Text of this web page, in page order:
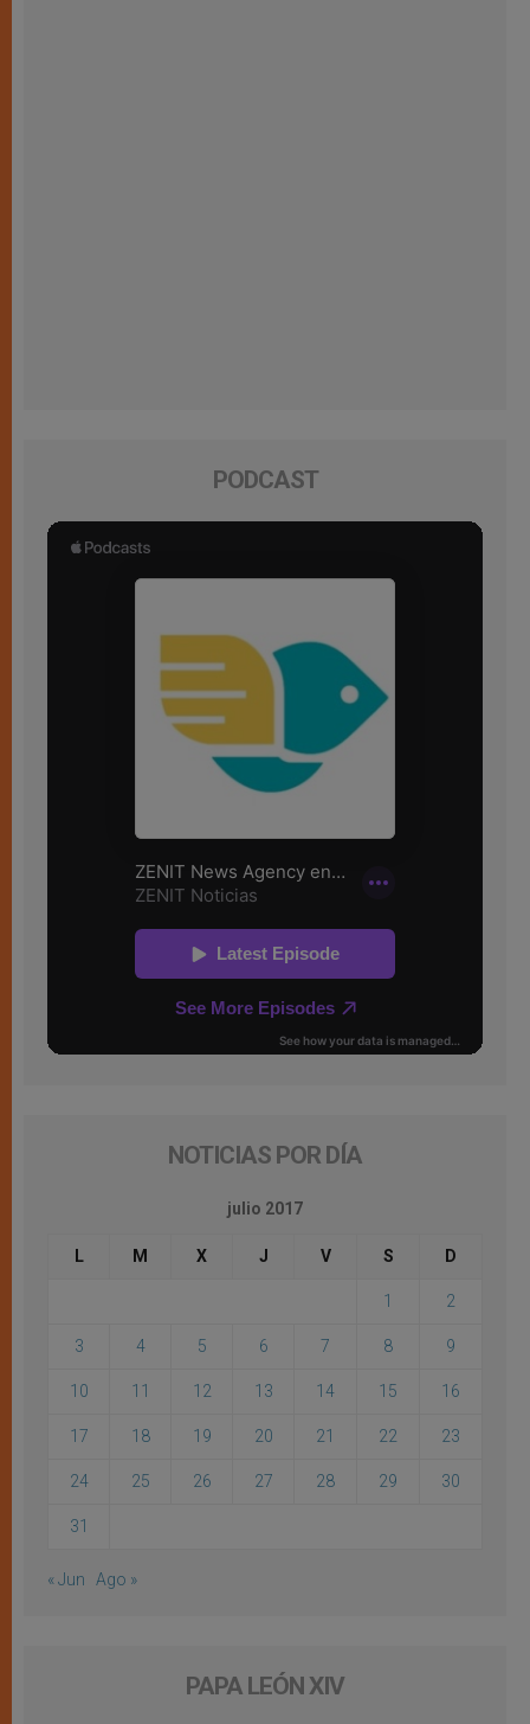
PODCAST
NOTICIAS POR DÍA
julio 2017
L M X J V S D
1 2
3 4 5 6 7 8 9
10 11 12 13 14 15 16
17 18 19 20 21 22 23
24 25 26 27 28 29 30
31
« Jun Ago »
PAPA LEÓN XIV